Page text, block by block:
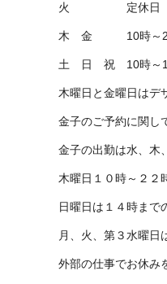
火 定休日
木 金 10時～
土 日 祝 10時～
木曜日と金曜日はデ
金子のご予約に関し
金子の出勤は水、木
木曜日１０時～２２
日曜日は１４時まで
月、火、第３水曜日
外部の仕事でお休み